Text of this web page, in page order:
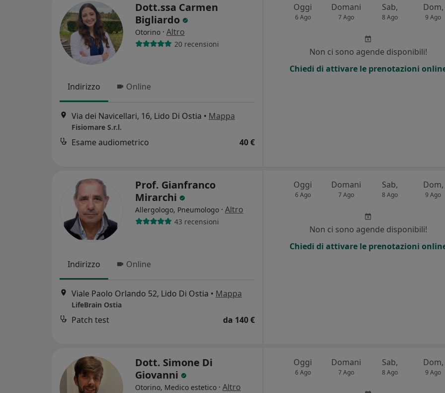
Dott.ssa Carmen
Bigliardo
Otorino · Altro
20 recensioni
Indirizzo Online
Via dei Navicellari, 16, Lido Di Ostia • Mappa
Fisiomare S.r.l.
Esame audiometrico 40 €
Oggi
6 Ago
Domani
7 Ago
Sab,
8 Ago
Dom,
9 Ago
Non ci sono agende disponibili!
Chiedi di attivare le prenotazioni
Prof. Gianfranco
Mirarchi
Allergologo, Pneumologo · Altro
43 recensioni
Indirizzo Online
Viale Paolo Orlando 52, Lido Di Ostia • Mappa
LifeBrain Ostia
Patch test da 140 €
Oggi
6 Ago
Domani
7 Ago
Sab,
8 Ago
Dom,
9 Ago
Non ci sono agende disponibili!
Chiedi di attivare le prenotazioni
Dott. Simone Di
Giovanni
Otorino, Medico estetico · Altro
Oggi
6 Ago
Domani
7 Ago
Sab,
8 Ago
Dom,
9 Ago